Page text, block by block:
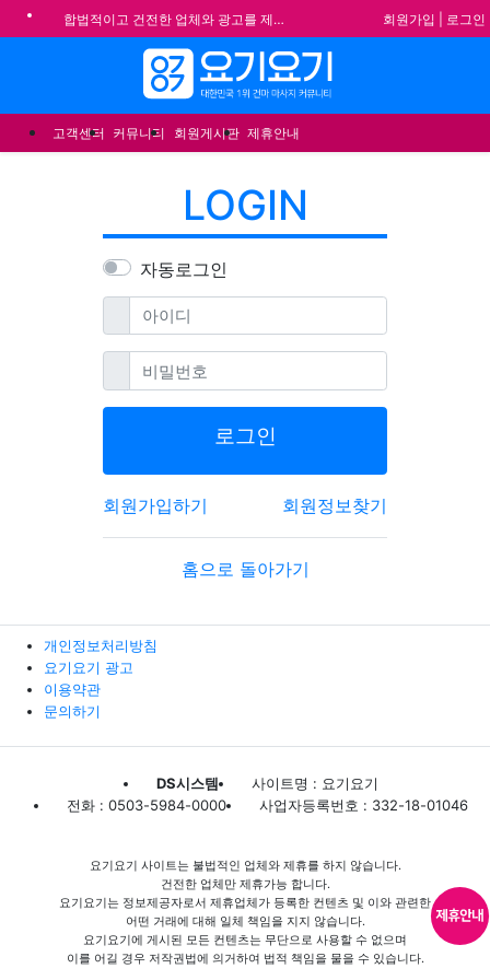
합법적이고 건전한 업체와 광고를 제휴합니다.
★요기요기 설 연휴 휴무 안내★
★ 요기요기 업체회원 안내사항 ★
불건전한 게시글은 삭제 및 회원탈퇴 됩니다.
회원가입 로그인
고객센터 커뮤니티 회원게시판 제휴안내
LOGIN
자동로그인
아이디필수
비밀번호필수
로그인
회원가입하기 회원정보찾기
홈으로 돌아가기
개인정보처리방침
요기요기 광고
이용약관
문의하기
DS시스템
사이트명 : 요기요기
전화 : 0503-5984-0000
사업자등록번호 : 332-18-01046
요기요기 사이트는 불법적인 업체와 제휴를 하지 않습니다.
건전한 업체만 제휴가능 합니다.
요기요기는 정보제공자로서 제휴업체가 등록한 컨텐츠 및 이와 관련한
어떤 거래에 대해 일체 책임을 지지 않습니다.
요기요기에 게시된 모든 컨텐츠는 무단으로 사용할 수 없으며
이를 어길 경우 저작권법에 의거하여 법적 책임을 물을 수 있습니다.